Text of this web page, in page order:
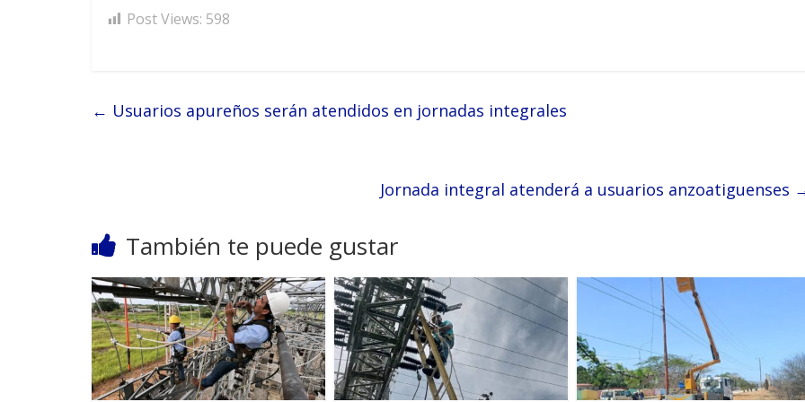
Post Views: 598
← Usuarios apureños serán atendidos en jornadas integrales
Jornada integral atenderá a usuarios anzoatiguenses
También te puede gustar